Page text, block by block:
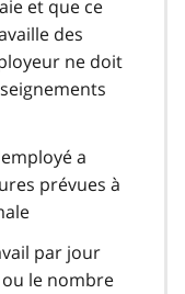
et que ce
des
ne doit
a
prévues à
par jour
le nombre